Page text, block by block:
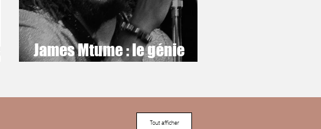
James Mtume : le génie
Tout afficher